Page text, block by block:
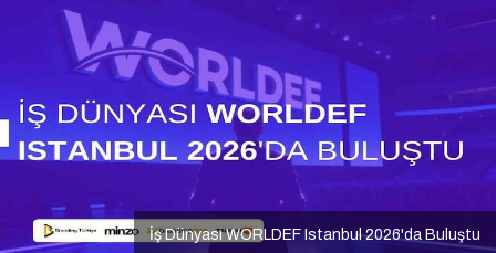
İş Dünyası WORLDEF Istanbul 2026'da Buluştu